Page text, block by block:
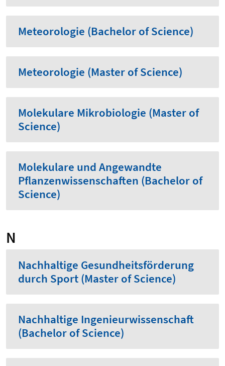
Meteorologie (Bachelor of Science)
Meteorologie (Master of Science)
Molekulare Mikrobiologie (Master of
Science)
Molekulare und Angewandte
Pflanzenwissenschaften (Bachelor of
Science)
N
Nachhaltige Gesundheitsförderung
durch Sport (Master of Science)
Nachhaltige Ingenieurwissenschaft
(Bachelor of Science)